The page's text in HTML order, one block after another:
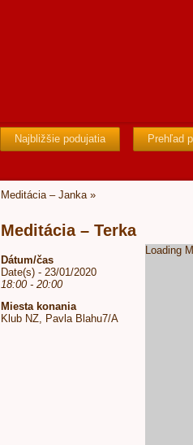
Najbližšie podujatia
Prehľad
Meditácia – Janka»
Meditácia – Terka
Loading
Dátum/čas
Date(s) - 23/01/2020
18:00 - 20:00
Miesta konania
Klub NZ, Pavla Blahu7/A